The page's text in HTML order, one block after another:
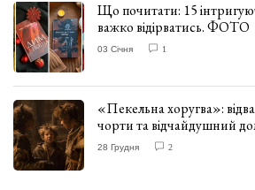
Що почитати: 15
важко відірватись. ФОТО
03 Січня 1
«Пекельна хоругва»:
чорти та відчайдушний
ВІДГУК
28 Грудня 2